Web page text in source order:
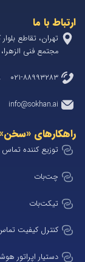
ارتباط با ما
مجتمع فنی الزهرا، طبقه ۴
۰۲۱-۸۸۹۹۳۲۸۳ ۰۹۱۲۴۰۳۵۲۲۸
info@sokhan.ai
راهکارهای
توزیع کننده تماس
چت‌بات
تیکت‌بات
کنترل کیفیت
دستیار اپراتور